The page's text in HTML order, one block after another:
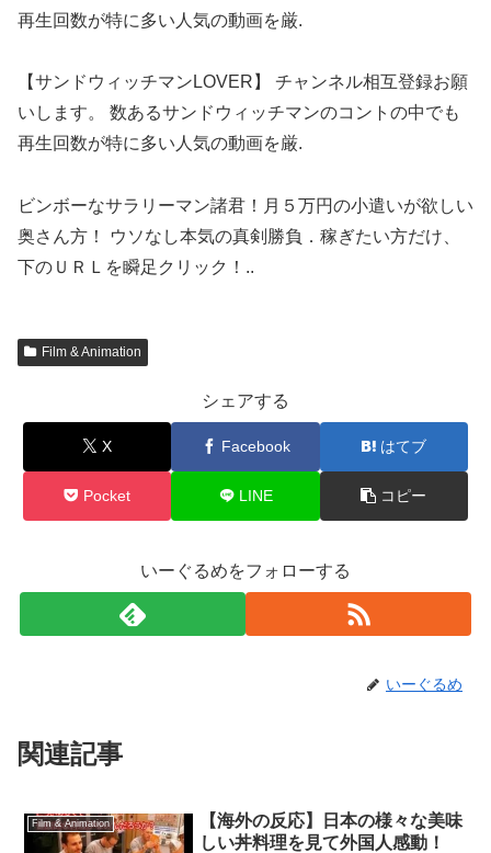
再生回数が特に多い人気の動画を厳.
【サンドウィッチマンLOVER】 チャンネル相互登録お願
いします。 数あるサンドウィッチマンのコントの中でも
再生回数が特に多い人気の動画を厳.
ビンボーなサラリーマン諸君！月５万円の小遣いが欲しい
奥さん方！ ウソなし本気の真剣勝負．稼ぎたい方だけ、
下のＵＲＬを瞬足クリック！..
Film & Animation
シェアする
X Facebook はてブ
Pocket LINE コピー
いーぐるめをフォローする
いーぐるめ
関連記事
Film & Animation
【海外の反応】日本の様々な美味
しい丼料理を見て外国人感動！